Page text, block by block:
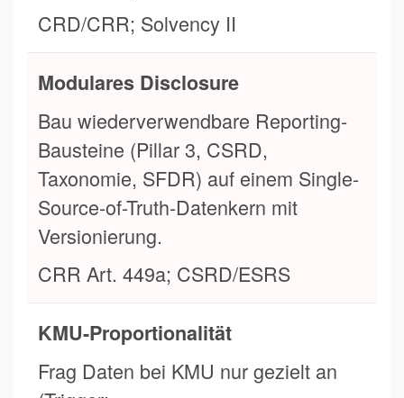
CRD/CRR; Solvency II
Modulares Disclosure
Bau wiederverwendbare Reporting-
Bausteine (Pillar 3, CSRD,
Taxonomie, SFDR) auf einem Single-
Source-of-Truth-Datenkern mit
Versionierung.
CRR Art. 449a; CSRD/ESRS
KMU-Proportionalität
Frag Daten bei KMU nur gezielt an